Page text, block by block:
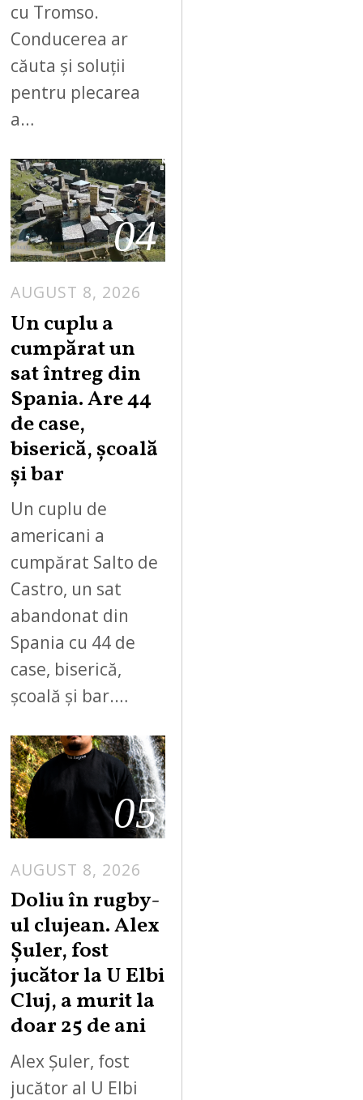
cu Tromso.
Conducerea ar
căuta și soluții
pentru plecarea
a…
04
AUGUST 8, 2026
Un cuplu a
cumpărat un
sat întreg din
Spania. Are 44
de case,
biserică, școală
și bar
Un cuplu de
americani a
cumpărat Salto de
Castro, un sat
abandonat din
Spania cu 44 de
case, biserică,
școală și bar.…
05
AUGUST 8, 2026
Doliu în rugby-
ul clujean. Alex
Șuler, fost
jucător la U Elbi
Cluj, a murit la
doar 25 de ani
Alex Șuler, fost
jucător al U Elbi